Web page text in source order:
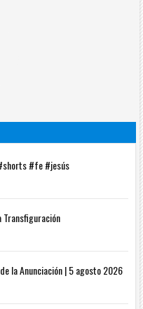
#fe #jesús
Transfiguración
la Anunciación | 5 agosto 2026